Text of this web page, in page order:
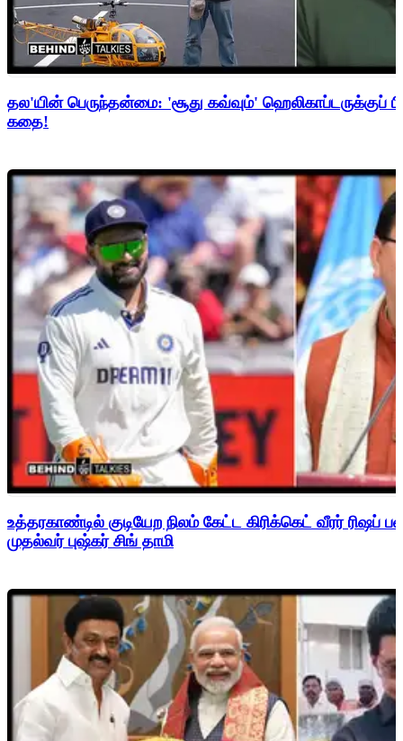
தல'யின் பெருந்தன்மை: 'சூது கவ்வும்' ஹெலிகாப்டருக்குப்
கதை!
உத்தரகாண்டில் குடியேற நிலம் கேட்ட கிரிக்கெட் வீரர்
முதல்வர் புஷ்கர் சிங் தாமி